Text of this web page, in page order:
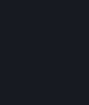
Μπορείτε να λάβετε
δέσμη που
από τα αντικείμενα
συνδυασμένος
είναι κάτω από δύο
παιχνιδιού ή DLC
ενημερώσει αν